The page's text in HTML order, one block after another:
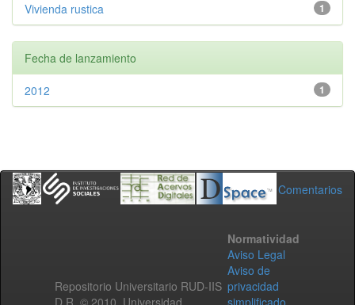
1
Vivienda rustica
Fecha de lanzamiento
1
2012
Comentarios
Repositorio Universitario RUD-IIS
D.R. © 2010. Universidad
Normatividad
Aviso Legal
Aviso de
privacidad
simplificado